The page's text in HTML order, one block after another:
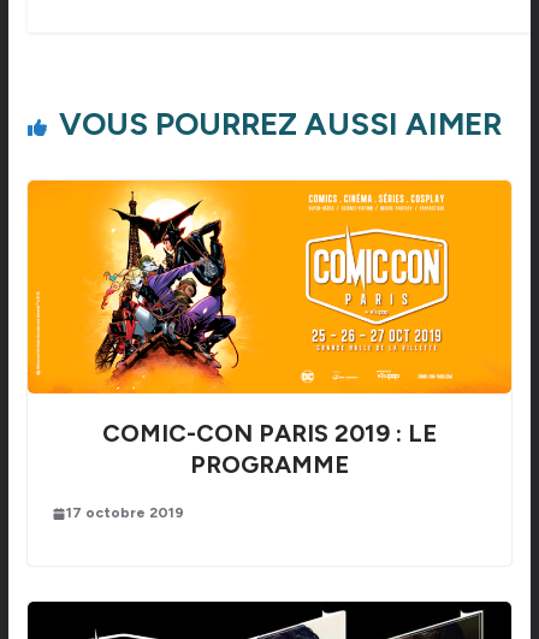
VOUS POURREZ AUSSI AIMER
COMIC-CON PARIS 2019 : LE
PROGRAMME
17 octobre 2019